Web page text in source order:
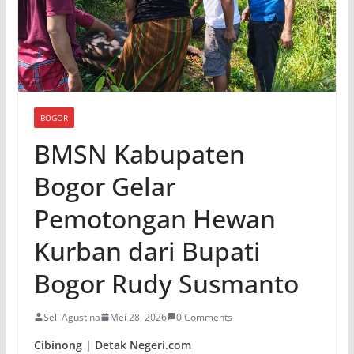
BOGOR
BMSN Kabupaten
Bogor Gelar
Pemotongan Hewan
Kurban dari Bupati
Bogor Rudy Susmanto
Seli Agustina Mei 28, 2026 0 Comments
Cibinong | Detak Negeri.com